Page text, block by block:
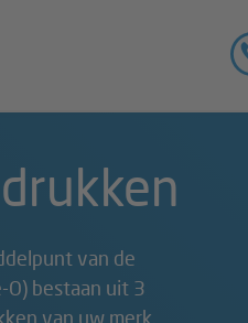
van de
O) bestaan uit 3
van uw merk.